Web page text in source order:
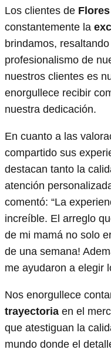
Los clientes de
constantemente la
brindamos,
profesionalismo de
nuestros clientes es
enorgullece recibir
nuestra dedicación.
En cuanto a las
compartido sus
destacan tanto la
atención
comentó: “La
increíble. El arreglo
de mi mamá no solo
de una semana!
me ayudaron a elegir
Nos enorgullece
trayectoria en el
que atestiguan la
mundo donde el